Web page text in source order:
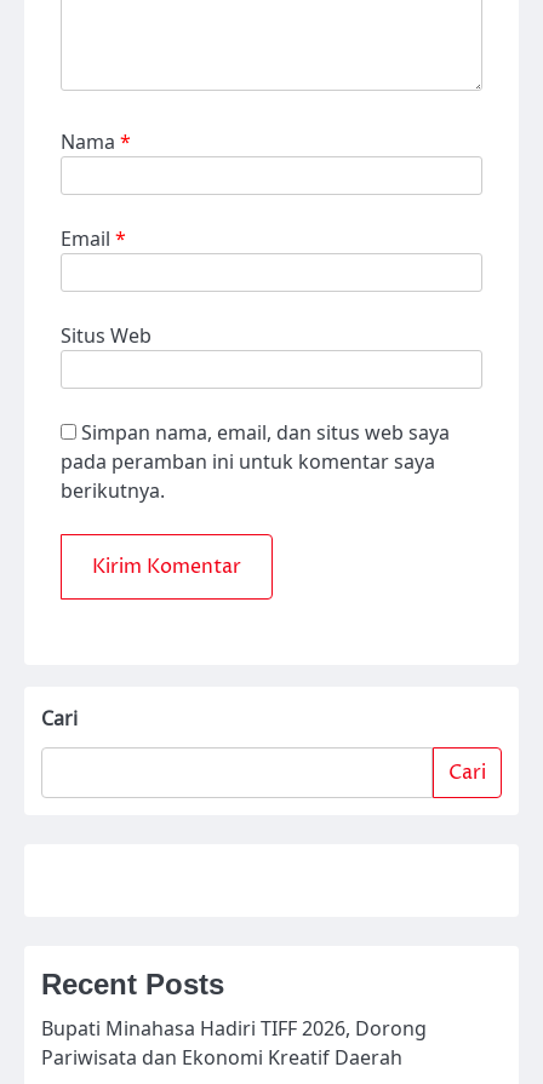
Nama *
Email *
Situs Web
Simpan nama, email, dan situs web saya
pada peramban ini untuk komentar saya
berikutnya.
Cari
Cari
Recent Posts
Bupati Minahasa Hadiri TIFF 2026, Dorong
Pariwisata dan Ekonomi Kreatif Daerah